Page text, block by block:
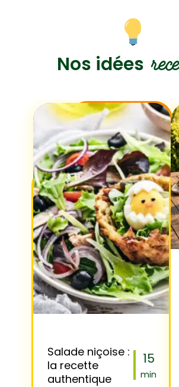
Nos idées
Salade niçoise :
la recette
authentique
15
min